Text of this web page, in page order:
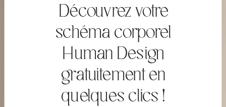
Découvrez votre
schéma corporel
Human Design
gratuitement en
quelques clics !